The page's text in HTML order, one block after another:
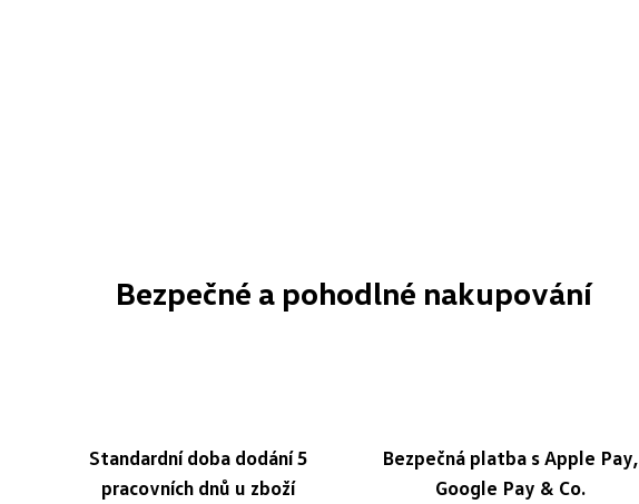
Bezpečné a pohodlné nakupování
Standardní doba dodání 5
pracovních dnů u zboží
Bezpečná platba s Apple Pay,
Google Pay & Co.